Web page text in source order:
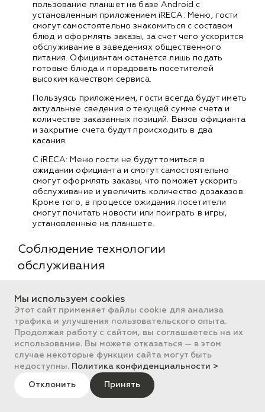
пользование планшет на базе Android с
установленным приложением iRECA: Меню, гости
смогут самостоятельно знакомиться с составом
блюд и оформлять заказы, за счет чего ускорится
обслуживание в заведениях общественного
питания. Официантам останется лишь подать
готовые блюда и порадовать посетителей
высоким качеством сервиса.
Пользуясь приложением, гости всегда будут иметь
актуальные сведения о текущей сумме счета и
количестве заказанных позиций. Вызов официанта
и закрытие счета будут происходить в два
касания.
С iRECA: Меню гости не будут томиться в
ожидании официанта и смогут самостоятельно
смогут оформлять заказы, что поможет ускорить
обслуживание и увеличить количество дозаказов.
Кроме того, в процессе ожидания посетители
смогут почитать новости или поиграть в игры,
установленные на планшете.
Соблюдение технологии
обслуживания
смены
Реализована возможность выполнения так
называемого «регламента» — произвольной внешней
обработки, которая может быть выбрана и
выполняться при каждом открытии/закрытии смены
на рабочем месте. Примерами регламентных
действий могут быть: обновление курсов валют,
загрузка/выгрузка данных, обновление параметров
клиентов и любые другие. Разработку внешней
Мы используем cookies
Этот сайт применяет файлы cookie для анализа
трафика и улучшения пользовательского опыта.
Продолжая работу с сайтом, вы соглашаетесь на их
использование. Вы можете отказаться — в этом
случае некоторые функции сайта могут быть
недоступны. Политика конфиденциальности >
Отклонить Принять